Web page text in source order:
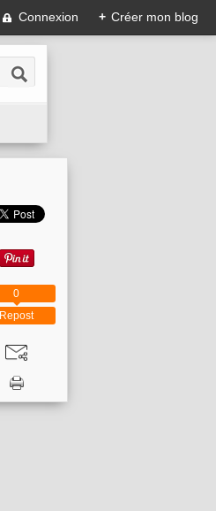
Connexion + Créer mon blog
Repost
0